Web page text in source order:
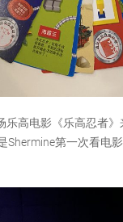
乐高电影《乐高忍者》
Shermine第一次看电